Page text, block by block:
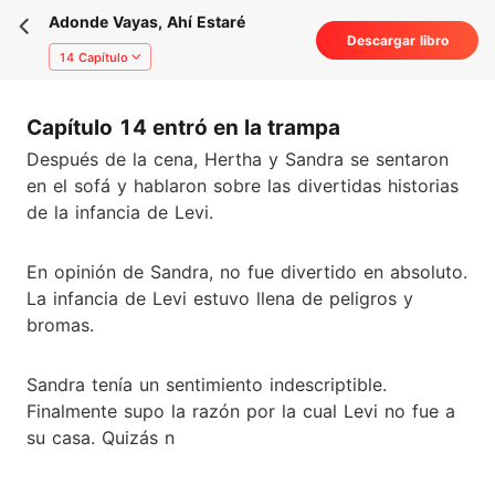
Adonde Vayas, Ahí Estaré
14 Capítulo
Descargar libro
Capítulo 14 entró en la trampa
Después de la cena, Hertha y Sandra se sentaron
en el sofá y hablaron sobre las divertidas historias
de la infancia de Levi.
En opinión de Sandra, no fue divertido en absoluto.
La infancia de Levi estuvo llena de peligros y
bromas.
Sandra tenía un sentimiento indescriptible.
Finalmente supo la razón por la cual Levi no fue a
su casa. Quizás n